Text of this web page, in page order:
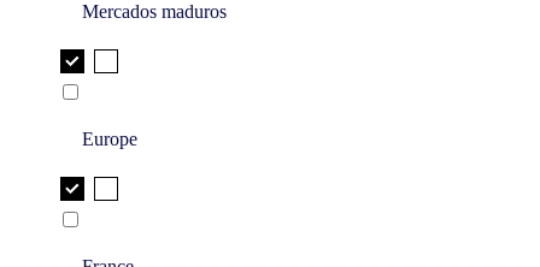
Mercados maduros
Europe